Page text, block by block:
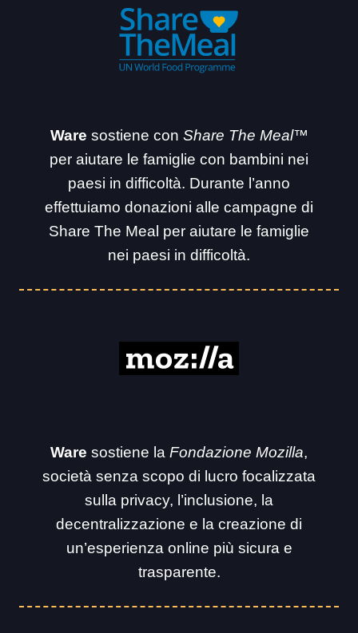
Ware sostiene con Share The Meal™
per aiutare le famiglie con bambini nei
paesi in difficoltà. Durante l’anno
effettuiamo donazioni alle campagne di
Share The Meal per aiutare le famiglie
nei paesi in difficoltà.
Ware sostiene la Fondazione Mozilla,
società senza scopo di lucro focalizzata
sulla privacy, l’inclusione, la
decentralizzazione e la creazione di
un’esperienza online più sicura e
trasparente.